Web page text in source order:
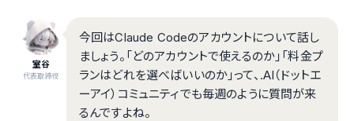
室谷
代表取締役
今回はClaude Codeのアカウントについて話し
ましょう。「どのアカウントで使えるのか」「料金プ
ランはどれを選べばいいのか」って、.AI（ドットエ
ーアイ）コミュニティでも毎週のように質問が来
るんですよね。